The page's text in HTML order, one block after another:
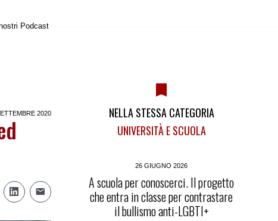
Podcast
2020
NELLA STESSA CATEGORIA
UNIVERSITÀ E SCUOLA
26 GIUGNO 2026
A scuola per conoscerci. Il progetto
che entra in classe per contrastare
il bullismo anti-LGBTI+